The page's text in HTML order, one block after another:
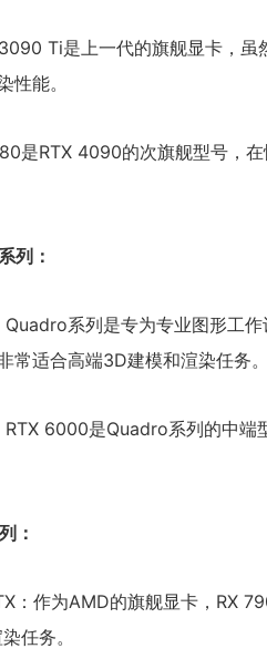
Ti是上一代的旗舰显卡，
性能。
是RTX 4090的次旗舰型号，
列：
系列是专为专业图形工
常适合高端3D建模和渲染任务。
6000是Quadro系列的中端
：
：作为AMD的旗舰显卡，RX
任务。